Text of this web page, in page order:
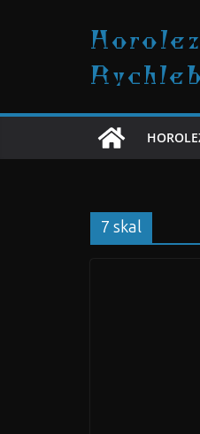
7 skal